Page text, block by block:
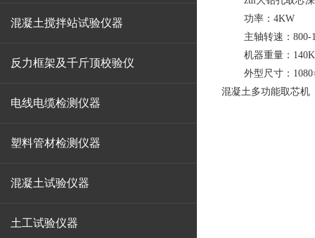
功率：4KW
主轴转速：800-
机器重量：
外型尺寸：
混凝土多功能取芯机
混凝土搅拌站试验仪器
反力框架及千斤顶校验仪
电线电缆检测仪器
塑料管材检测仪器
混凝土试验仪器
土工试验仪器